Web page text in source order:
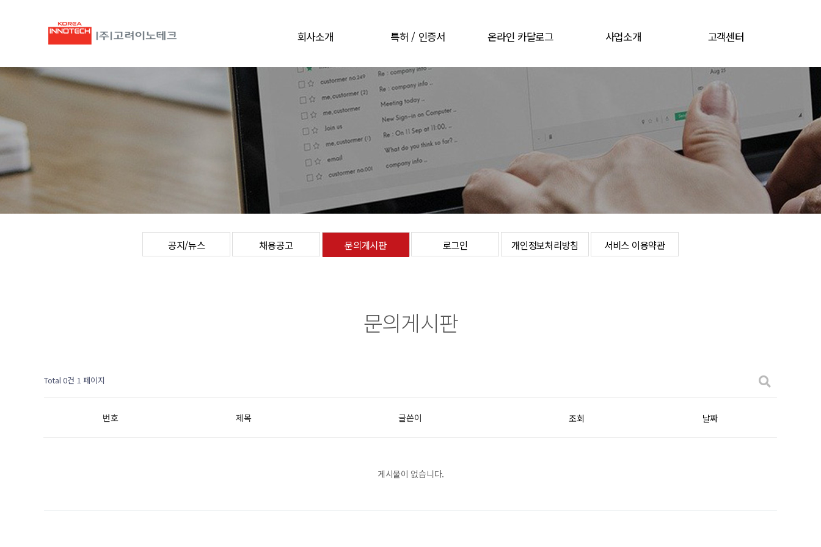
회사소개
CEO 인사말
회사개요
회사연혁
오시는길
특허 / 인증서
특허 / 인증서
온라인 카달로그
온라인 카달로그
사업소개
전지소재
고객센터
공지/뉴스
채용공고
문의게시판
로그인
개인정보처리방침
서비스 이용약관
공지/뉴스 채용공고 문의게시판 로그인 개인정보처리방침 서비스 이용약관
문의게시판
Total 0건 1 페이지
번호 제목 글쓴이 조회 날짜
게시물이 없습니다.